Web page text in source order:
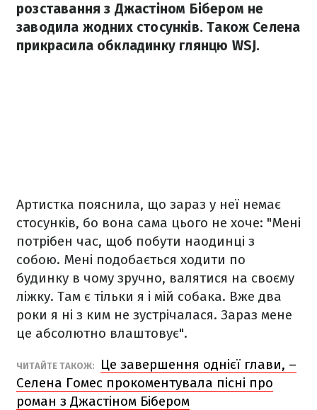
розставання з Джастіном Бібером не
заводила жодних стосунків. Також Селена
прикрасила обкладинку глянцю WSJ.
Артистка пояснила, що зараз у неї немає
стосунків, бо вона сама цього не хоче: "Мені
потрібен час, щоб побути наодинці з
собою. Мені подобається ходити по
будинку в чому зручно, валятися на своєму
ліжку. Там є тільки я і мій собака. Вже два
роки я ні з ким не зустрічалася. Зараз мене
це абсолютно влаштовує".
ЧИТАЙТЕ ТАКОЖ:
Це завершення однієї глави, –
Селена Гомес прокоментувала пісні про
роман з Джастіном Бібером